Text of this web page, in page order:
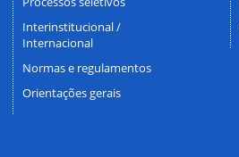
Interinstitucional /
Internacional
Normas e regulamentos
Orientações gerais